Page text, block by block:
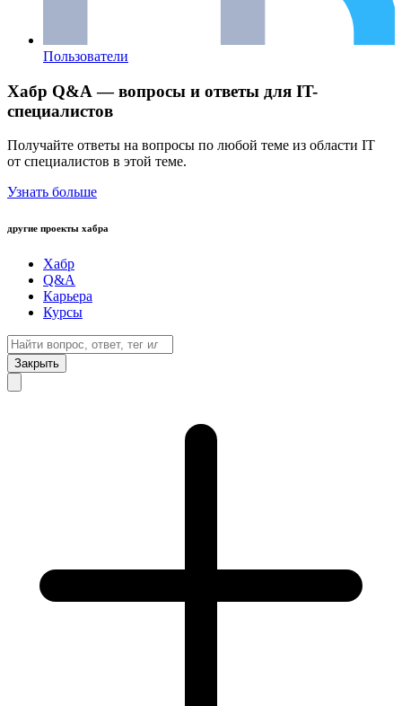
Пользователи
Хабр Q&A — вопросы и ответы для IT-
специалистов
Получайте ответы на вопросы по любой теме из области IT
от специалистов в этой теме.
Узнать больше
другие проекты хабра
Хабр
Q&A
Карьера
Курсы
Закрыть